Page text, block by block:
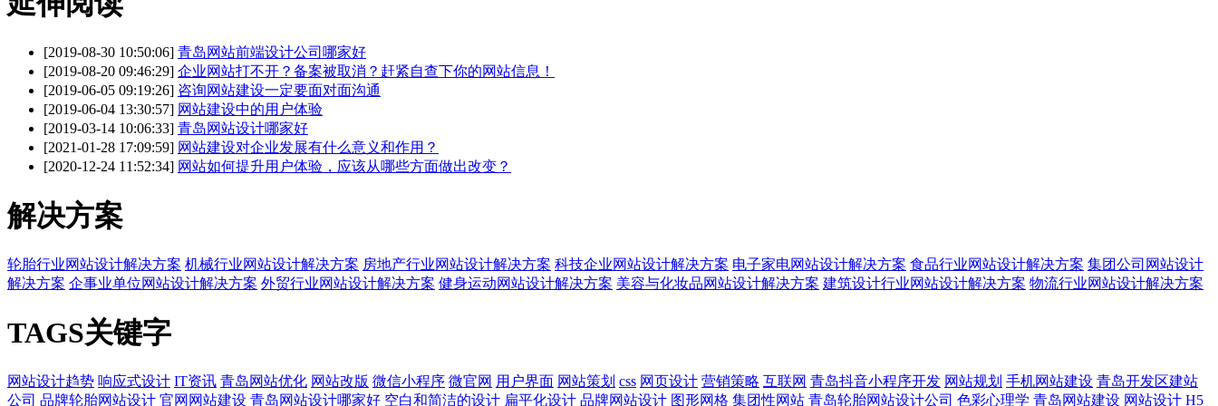
[2019-08-30 10:50:06] 青岛网站前端设计公司哪家好
[2019-08-20 09:46:29] 企业网站打不开？备案被取消？赶紧自查下你的网站信息！
[2019-06-05 09:19:26] 咨询网站建设一定要面对面沟通
[2019-06-04 13:30:57] 网站建设中的用户体验
[2019-03-14 10:06:33] 青岛网站设计哪家好
[2021-01-28 17:09:59] 网站建设对企业发展有什么意义和作用？
[2020-12-24 11:52:34] 网站如何提升用户体验，应该从哪些方面做出改变？
解决方案
轮胎行业网站设计解决方案 机械行业网站设计解决方案 房地产行业网站设计解决方案 科技企业网站设计解决方案 电子家电网站设计解决方案 食品行业网站设计解决方案 集团公司网站设计
解决方案 企事业单位网站设计解决方案 外贸行业网站设计解决方案 健身运动网站设计解决方案 美容与化妆品网站设计解决方案 建筑设计行业网站设计解决方案 物流行业网站设计解决方案
TAGS关键字
网站设计趋势 响应式设计 IT资讯 青岛网站优化 网站改版 微信小程序 微官网 用户界面 网站策划 css 网页设计 营销策略 互联网 青岛抖音小程序开发 网站规划 手机网站建设 青岛开发区建站
公司 品牌轮胎网站设计 官网网站建设 青岛网站设计哪家好 空白和简洁的设计 扁平化设计 品牌网站设计 图形网格 集团性网站 青岛轮胎网站设计公司 色彩心理学 青岛网站建设 网站设计 H5